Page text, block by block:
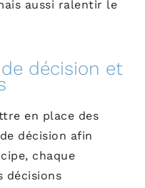
aussi ralentir le
décision et
en place des
décision afin
chaque
décisions